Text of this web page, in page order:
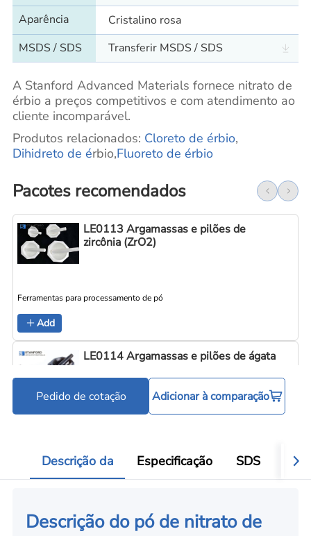
Aparência
Cristalino rosa
MSDS / SDS
Transferir MSDS / SDS
A Stanford Advanced Materials fornece nitrato de
érbio a preços competitivos e com atendimento ao
cliente incomparável.
Produtos relacionados: Cloreto de érbio,
Dihidreto de érbio,Fluoreto de érbio
Pacotes recomendados
LE0113 Argamassas e pilões de
zircônia (ZrO2)
Ferramentas para processamento de pó
Add
LE0114 Argamassas e pilões de ágata
Pedido de cotação Adicionar à comparação
Descrição da Especificação SDS
Descrição do pó de nitrato de